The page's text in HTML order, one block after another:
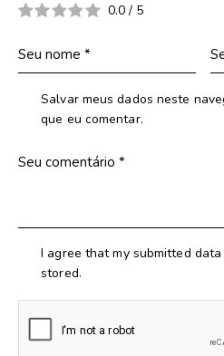
0.0 / 5
Salvar meus dados neste
que eu comentar.
I agree that my submitted
stored.